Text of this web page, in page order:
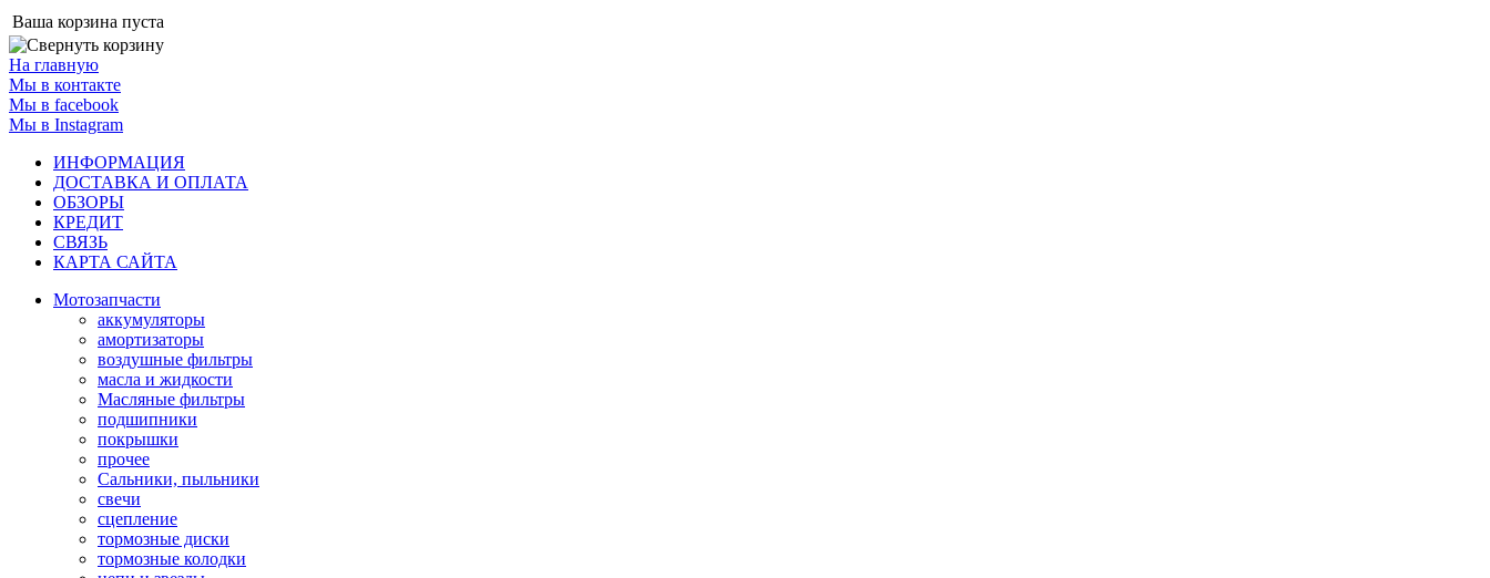
Ваша корзина пуста
На главную
Мы в контакте
Мы в facebook
Мы в Instagram
ИНФОРМАЦИЯ
ДОСТАВКА И ОПЛАТА
ОБЗОРЫ
КРЕДИТ
СВЯЗЬ
КАРТА САЙТА
Мотозапчасти
аккумуляторы
амортизаторы
воздушные фильтры
масла и жидкости
Масляные фильтры
подшипники
покрышки
прочее
Сальники, пыльники
свечи
сцепление
тормозные диски
тормозные колодки